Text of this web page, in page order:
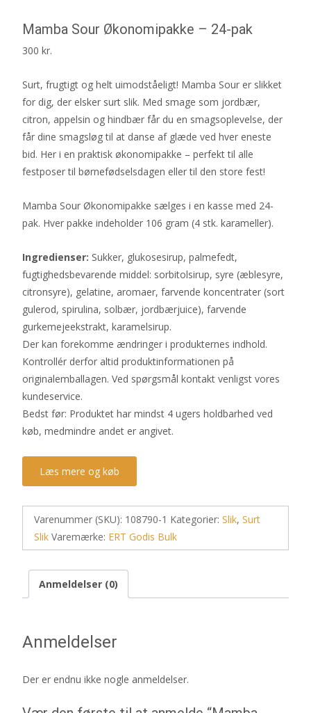
Mamba Sour Økonomipakke – 24-pak
300 kr.
Surt, frugtigt og helt uimodståeligt! Mamba Sour er slikket
for dig, der elsker surt slik. Med smage som jordbær,
citron, appelsin og hindbær får du en smagsoplevelse, der
får dine smagsløg til at danse af glæde ved hver eneste
bid. Her i en praktisk økonomipakke – perfekt til alle
festposer til børnefødselsdagen eller til den store fest!
Mamba Sour Økonomipakke sælges i en kasse med 24-
pak. Hver pakke indeholder 106 gram (4 stk. karameller).
Ingredienser: Sukker, glukosesirup, palmefedt,
fugtighedsbevarende middel: sorbitolsirup, syre (æblesyre,
citronsyre), gelatine, aromaer, farvende koncentrater (sort
gulerod, spirulina, solbær, jordbærjuice), farvende
gurkemejeekstrakt, karamelsirup.
Der kan forekomme ændringer i produkternes indhold.
Kontrollér derfor altid produktinformationen på
originalemballagen. Ved spørgsmål kontakt venligst vores
kundeservice.
Bedst før: Produktet har mindst 4 ugers holdbarhed ved
køb, medmindre andet er angivet.
Læs mere og køb
Varenummer (SKU): 108790-1 Kategorier: Slik, Surt
Slik Varemærke: ERT Godis Bulk
Anmeldelser (0)
Anmeldelser
Der er endnu ikke nogle anmeldelser.